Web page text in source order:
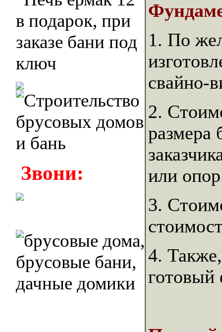
Звони:
1. По
свайно-
2.
размера
или
3.
4.
готовый